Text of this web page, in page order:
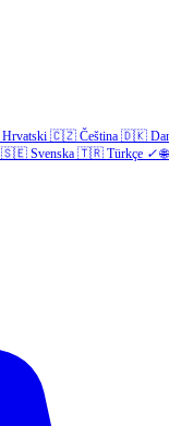
Hrvatski 🇨🇿 Čeština 🇩🇰
🇸🇪 Svenska 🇹🇷 Türkçe ✓ 🌐